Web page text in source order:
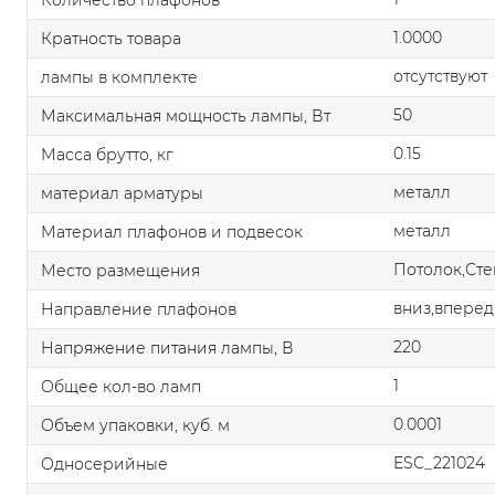
Кратность товара
1.0000
лампы в комплекте
отсутствуют
Максимальная мощность лампы, Вт
50
Масса брутто, кг
0.15
материал арматуры
металл
Материал плафонов и подвесок
металл
Место размещения
Направление плафонов
вниз,вперед
Напряжение питания лампы, В
220
Общее кол-во ламп
1
Объем упаковки, куб. м
0.0001
Односерийные
ESC_221024